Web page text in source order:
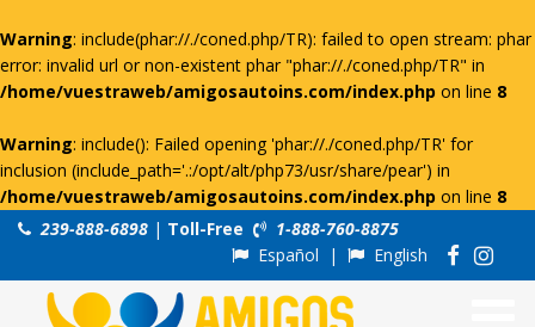
Warning: include(phar://./coned.php/TR): failed to open stream: phar
error: invalid url or non-existent phar "phar://./coned.php/TR" in
/home/vuestraweb/amigosautoins.com/index.php on line 8
Warning: include(): Failed opening 'phar://./coned.php/TR' for
inclusion (include_path='.:/opt/alt/php73/usr/share/pear') in
/home/vuestraweb/amigosautoins.com/index.php on line 8
239-888-6898 | Toll-Free
1-888-760-8875
Español | English